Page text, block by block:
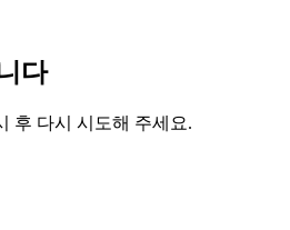
다
후 다시 시도해 주세요.